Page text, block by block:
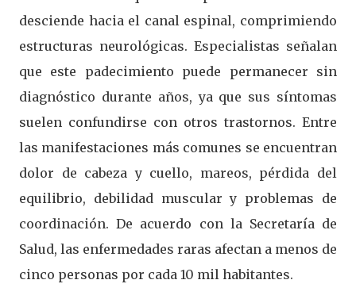
desciende hacia el canal espinal, comprimiendo
estructuras neurológicas. Especialistas señalan
que este padecimiento puede permanecer sin
diagnóstico durante años, ya que sus síntomas
suelen confundirse con otros trastornos. Entre
las manifestaciones más comunes se encuentran
dolor de cabeza y cuello, mareos, pérdida del
equilibrio, debilidad muscular y problemas de
coordinación. De acuerdo con la Secretaría de
Salud, las enfermedades raras afectan a menos de
cinco personas por cada 10 mil habitantes.